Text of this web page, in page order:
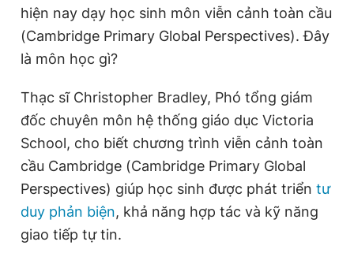
Thông tin tòa soạn Liên hệ quảng cáo
Đọc Thanh Niên trên điện thoại
Theo dõi báo trên
hiện nay dạy học sinh môn viễn cảnh toàn cầu
(Cambridge Primary Global Perspectives). Đây
là môn học gì?
Thạc sĩ Christopher Bradley, Phó tổng giám
đốc chuyên môn hệ thống giáo dục Victoria
School, cho biết chương trình viễn cảnh toàn
cầu Cambridge (Cambridge Primary Global
Perspectives) giúp học sinh được phát triển tư
duy phản biện, khả năng hợp tác và kỹ năng
giao tiếp tự tin.